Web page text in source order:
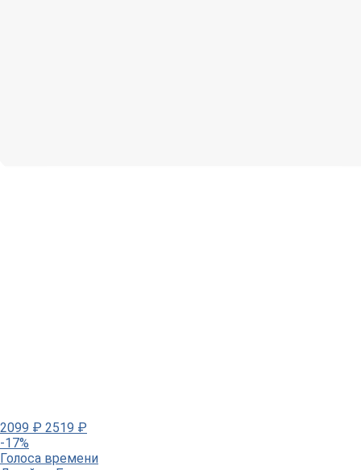
2099 ₽ 2519 ₽
-17%
Голоса времени